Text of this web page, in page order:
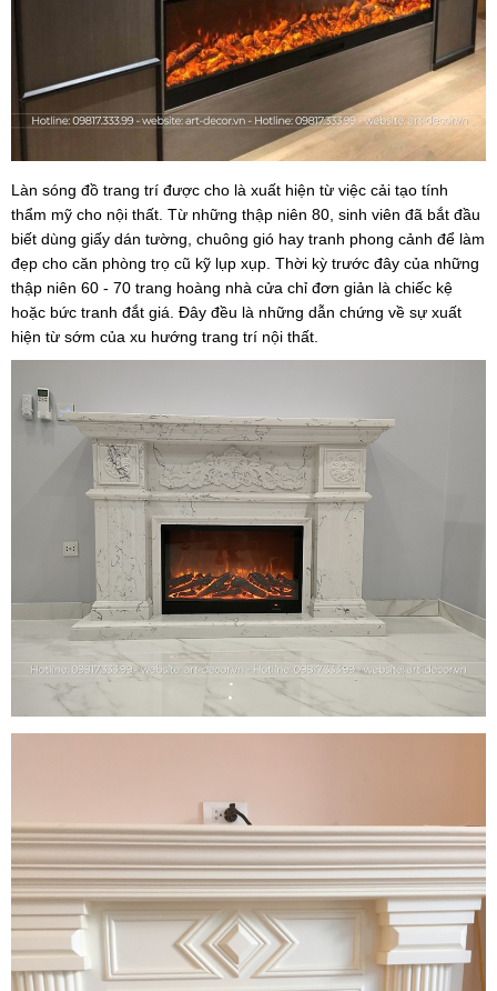
Làn sóng đồ trang trí được cho là xuất hiện từ việc cải tạo tính
thẩm mỹ cho nội thất. Từ những thập niên 80, sinh viên đã bắt đầu
biết dùng giấy dán tường, chuông gió hay tranh phong cảnh để làm
đẹp cho căn phòng trọ cũ kỹ lụp xụp. Thời kỳ trước đây của những
thập niên 60 - 70 trang hoàng nhà cửa chỉ đơn giản là chiếc kệ
hoặc bức tranh đắt giá. Đây đều là những dẫn chứng về sự xuất
hiện từ sớm của xu hướng trang trí nội thất.